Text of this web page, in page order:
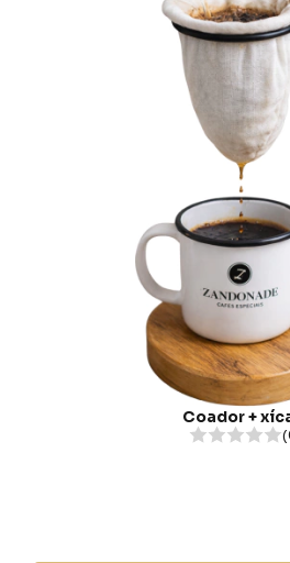
Coador +